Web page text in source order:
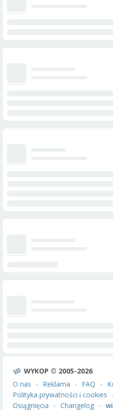
WYKOP © 2005-2026
O nas
Reklama FAQ
Polityka prywatności i cookies
Osiągnięcia
Changelog